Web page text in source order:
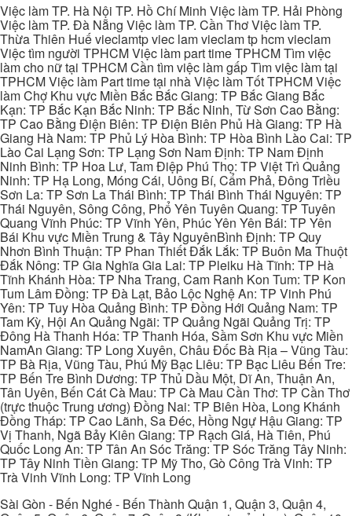
Việc làm TP. Hà Nội TP. Hồ Chí Minh Việc làm TP. Hải Phòng
Việc làm TP. Đà Nẵng Việc làm TP. Cần Thơ Việc làm TP.
Thừa Thiên Huế vieclamtp viec lam vieclam tp hcm vieclam
Việc tìm người TPHCM Việc làm part time TPHCM Tìm việc
làm cho nữ tại TPHCM Cần tìm việc làm gấp Tìm việc làm tại
TPHCM Việc làm Part time tại nhà Việc làm Tốt TPHCM Việc
làm Chợ Khu vực Miền Bắc Bắc Giang: TP Bắc Giang Bắc
Kạn: TP Bắc Kạn Bắc Ninh: TP Bắc Ninh, Từ Sơn Cao Bằng:
TP Cao Bằng Điện Biên: TP Điện Biên Phủ Hà Giang: TP Hà
Giang Hà Nam: TP Phủ Lý Hòa Bình: TP Hòa Bình Lào Cai: TP
Lào Cai Lạng Sơn: TP Lạng Sơn Nam Định: TP Nam Định
Ninh Bình: TP Hoa Lư, Tam Điệp Phú Thọ: TP Việt Trì Quảng
Ninh: TP Hạ Long, Móng Cái, Uông Bí, Cẩm Phả, Đông Triều
Sơn La: TP Sơn La Thái Bình: TP Thái Bình Thái Nguyên: TP
Thái Nguyên, Sông Công, Phổ Yên Tuyên Quang: TP Tuyên
Quang Vĩnh Phúc: TP Vĩnh Yên, Phúc Yên Yên Bái: TP Yên
Bái Khu vực Miền Trung & Tây NguyênBình Định: TP Quy
Nhơn Bình Thuận: TP Phan Thiết Đắk Lắk: TP Buôn Ma Thuột
Đắk Nông: TP Gia Nghĩa Gia Lai: TP Pleiku Hà Tĩnh: TP Hà
Tĩnh Khánh Hòa: TP Nha Trang, Cam Ranh Kon Tum: TP Kon
Tum Lâm Đồng: TP Đà Lạt, Bảo Lộc Nghệ An: TP Vinh Phú
Yên: TP Tuy Hòa Quảng Bình: TP Đồng Hới Quảng Nam: TP
Tam Kỳ, Hội An Quảng Ngãi: TP Quảng Ngãi Quảng Trị: TP
Đông Hà Thanh Hóa: TP Thanh Hóa, Sầm Sơn Khu vực Miền
NamAn Giang: TP Long Xuyên, Châu Đốc Bà Rịa – Vũng Tàu:
TP Bà Rịa, Vũng Tàu, Phú Mỹ Bạc Liêu: TP Bạc Liêu Bến Tre:
TP Bến Tre Bình Dương: TP Thủ Dầu Một, Dĩ An, Thuận An,
Tân Uyên, Bến Cát Cà Mau: TP Cà Mau Cần Thơ: TP Cần Thơ
(trực thuộc Trung ương) Đồng Nai: TP Biên Hòa, Long Khánh
Đồng Tháp: TP Cao Lãnh, Sa Đéc, Hồng Ngự Hậu Giang: TP
Vị Thanh, Ngã Bảy Kiên Giang: TP Rạch Giá, Hà Tiên, Phú
Quốc Long An: TP Tân An Sóc Trăng: TP Sóc Trăng Tây Ninh:
TP Tây Ninh Tiền Giang: TP Mỹ Tho, Gò Công Trà Vinh: TP
Trà Vinh Vĩnh Long: TP Vĩnh Long
Sài Gòn - Bến Nghé - Bến Thành Quận 1, Quận 3, Quận 4,